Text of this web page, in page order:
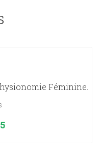
Féminine.